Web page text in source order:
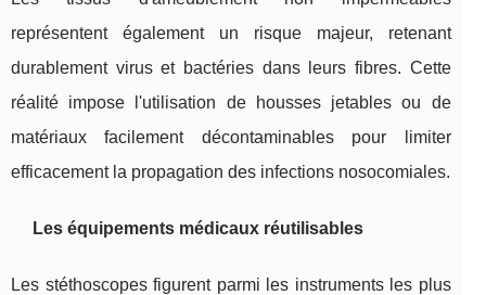
représentent également un risque majeur, retenant
durablement virus et bactéries dans leurs fibres. Cette
réalité impose l'utilisation de housses jetables ou de
matériaux facilement décontaminables pour limiter
efficacement la propagation des infections nosocomiales.
Les équipements médicaux réutilisables
Les stéthoscopes figurent parmi les instruments les plus